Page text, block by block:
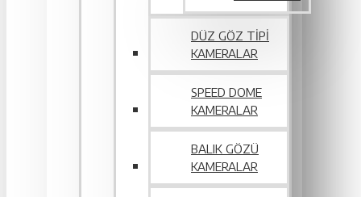
DÜZ GÖZ TIPI
KAMERALAR
SPEED DOME
KAMERALAR
BALIK GÖZÜ
KAMERALAR